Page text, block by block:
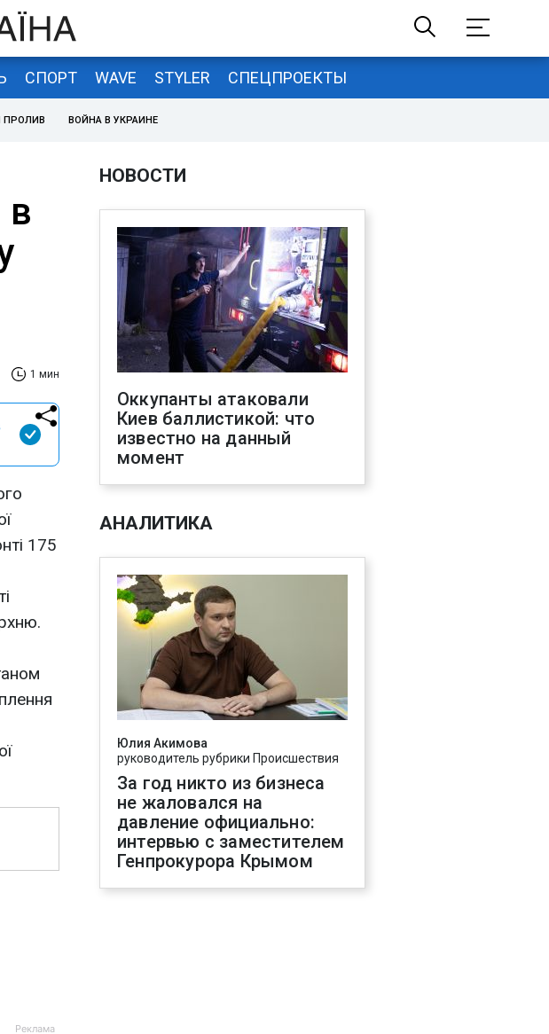
СПОРТ WAVE STYLER СПЕЦПРОЕКТЫ
ПРОЛИВ ВОЙНА В УКРАИНЕ
в
1 мин
175
НОВОСТИ
Оккупанты атаковали
Киев баллистикой: что
известно на данный
момент
АНАЛИТИКА
Юлия Акимова
руководитель рубрики Происшествия
За год никто из бизнеса
не жаловался на
давление официально:
интервью с заместителем
Генпрокурора Крымом